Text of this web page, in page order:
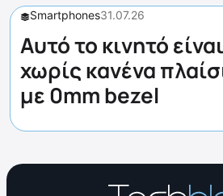
Smartphones31.07.26
Αυτό το κινητό
χωρίς κανένα
με 0mm bezel